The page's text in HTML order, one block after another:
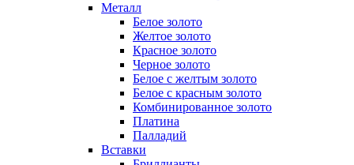
Металл
Белое золото
Желтое золото
Красное золото
Черное золото
Белое с желтым золото
Белое с красным золото
Комбинированное золото
Платина
Палладий
Вставки